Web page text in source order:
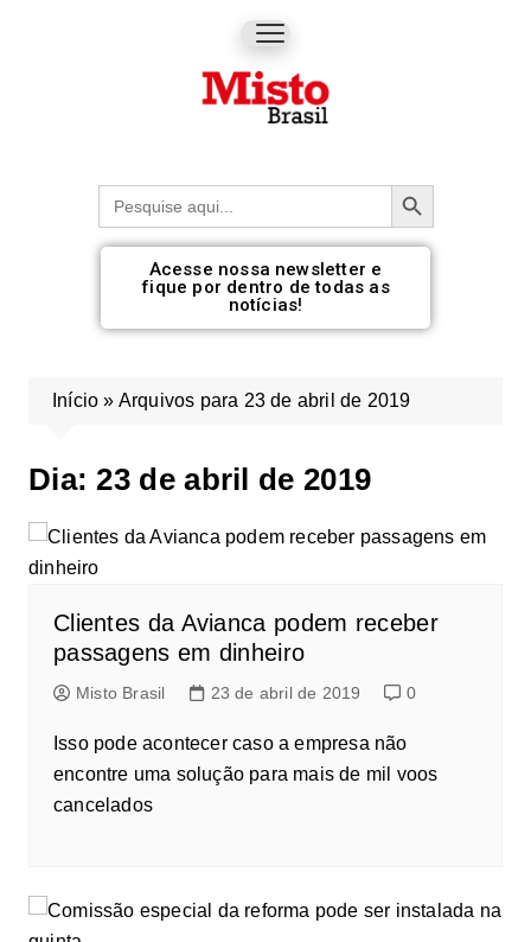
Procurar: Botão de pesquisa
Acesse nossa newsletter e
fique por dentro de todas as
notícias!
Início » Arquivos para 23 de abril de 2019
Dia:23 de abril de 2019
Clientes da Avianca podem receber
passagens em dinheiro
Misto Brasil 23 de abril de 2019 0
Isso pode acontecer caso a empresa não
encontre uma solução para mais de mil voos
cancelados